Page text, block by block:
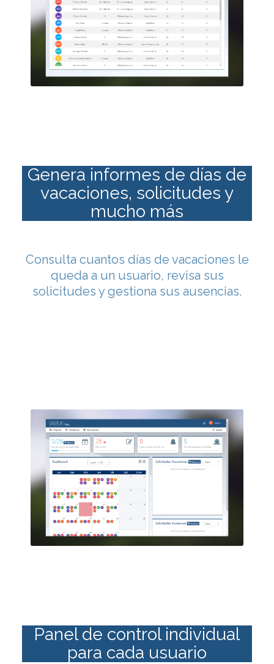
Genera informes de días de
vacaciones, solicitudes y
mucho más
Consulta cuantos días de vacaciones le
queda a un usuario, revisa sus
solicitudes y gestiona sus ausencias.
Panel de control individual
para cada usuario